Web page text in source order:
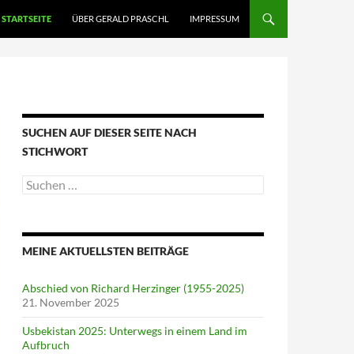
STARTSEITE ÜBER GERALD PRASCHL IMPRESSUM
SUCHEN AUF DIESER SEITE NACH
STICHWORT
Suche
nach:
MEINE AKTUELLSTEN BEITRÄGE
Abschied von Richard Herzinger (1955-2025)
21. November 2025
Usbekistan 2025: Unterwegs in einem Land im
Aufbruch